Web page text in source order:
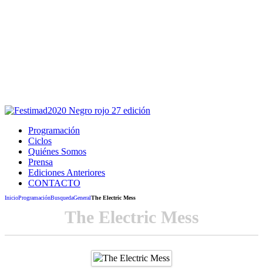
Programación
Ciclos
Quiénes Somos
Prensa
Ediciones Anteriores
CONTACTO
InicioProgramaciónBusquedaGeneralThe Electric Mess
The Electric Mess